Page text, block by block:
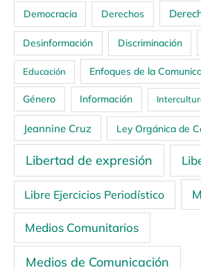
Democracia Derechos
Desinformación Discriminación
Educación Enfoques de la
Género Información
Jeannine Cruz Ley Orgánica de
Libertad de expresión
Libre Ejercicios Periodístico
Medios Comunitarios
Medios de Comunicación